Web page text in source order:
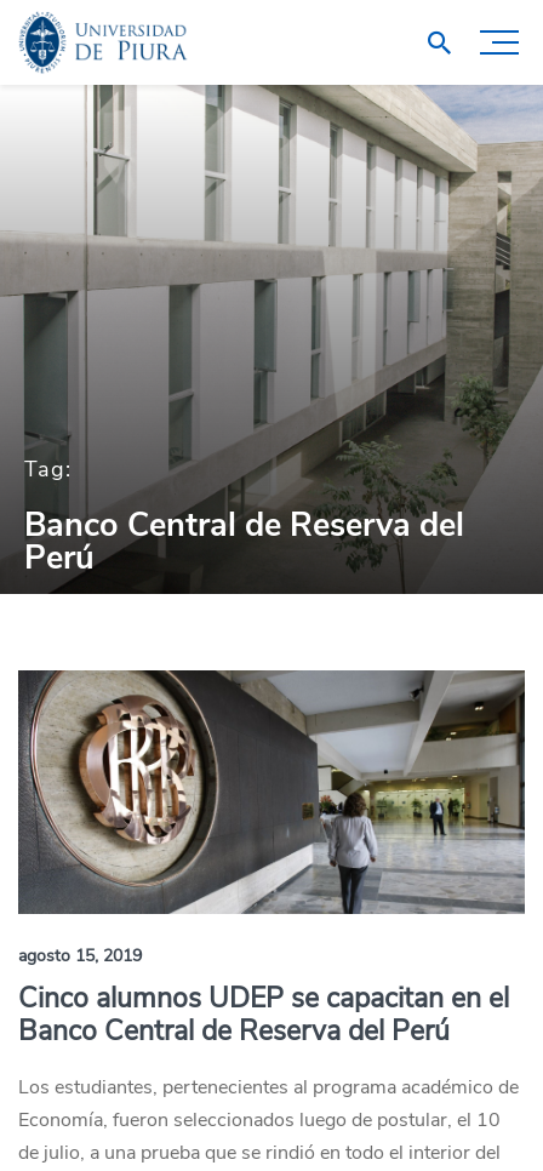
Tag:
Banco Central de Reserva del
Perú
agosto 15, 2019
Cinco alumnos UDEP se capacitan en el
Banco Central de Reserva del Perú
Los estudiantes, pertenecientes al programa académico de
Economía, fueron seleccionados luego de postular, el 10
de julio, a una prueba que se rindió en todo el interior del